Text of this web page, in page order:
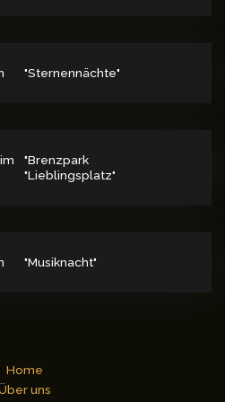
"Sternennächte"
"Brenzpark
"Lieblingsplatz"
"Musiknacht"
Home
uns